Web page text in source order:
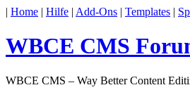
| Home | Hilfe | Add-Ons | Templates |
WBCE CMS
WBCE CMS – Way Better Content